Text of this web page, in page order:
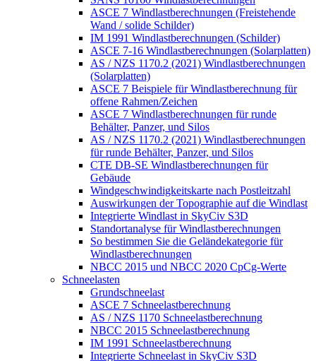
ASCE 7 Windlastberechnungen (Freistehende
Wand / solide Schilder)
IM 1991 Windlastberechnungen (Schilder)
ASCE 7-16 Windlastberechnungen (Solarplatten)
AS / NZS 1170.2 (2021) Windlastberechnungen
(Solarplatten)
ASCE 7 Beispiele für Windlastberechnung für
offene Rahmen/Zeichen
ASCE 7 Windlastberechnungen für runde
Behälter, Panzer, und Silos
AS / NZS 1170.2 (2021) Windlastberechnungen
für runde Behälter, Panzer, und Silos
CTE DB-SE Windlastberechnungen für
Gebäude
Windgeschwindigkeitskarte nach Postleitzahl
Auswirkungen der Topographie auf die Windlast
Integrierte Windlast in SkyCiv S3D
Standortanalyse für Windlastberechnungen
So bestimmen Sie die Geländekategorie für
Windlastberechnungen
NBCC 2015 und NBCC 2020 CpCg-Werte
Schneelasten
Grundschneelast
ASCE 7 Schneelastberechnung
AS / NZS 1170 Schneelastberechnung
NBCC 2015 Schneelastberechnung
IM 1991 Schneelastberechnung
Integrierte Schneelast in SkyCiv S3D